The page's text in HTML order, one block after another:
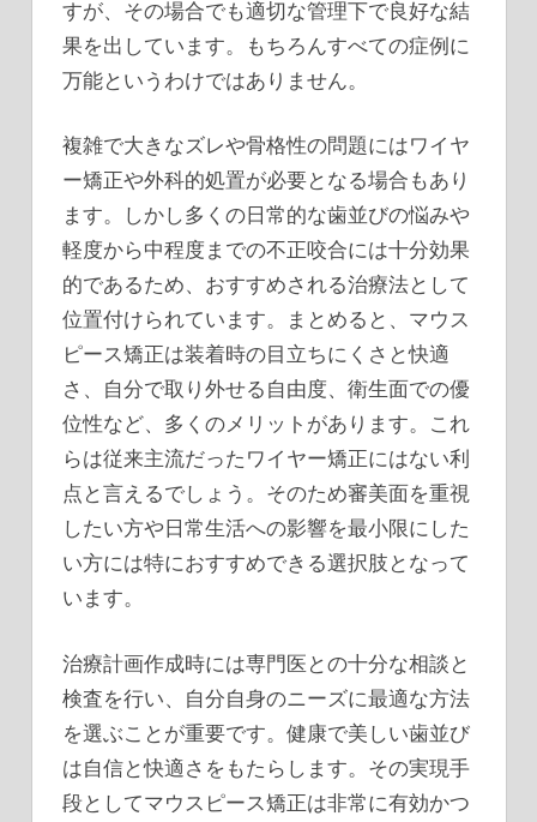
すが、その場合でも適切な管理下で良好な結
果を出しています。もちろんすべての症例に
万能というわけではありません。
複雑で大きなズレや骨格性の問題にはワイヤ
ー矯正や外科的処置が必要となる場合もあり
ます。しかし多くの日常的な歯並びの悩みや
軽度から中程度までの不正咬合には十分効果
的であるため、おすすめされる治療法として
位置付けられています。まとめると、マウス
ピース矯正は装着時の目立ちにくさと快適
さ、自分で取り外せる自由度、衛生面での優
位性など、多くのメリットがあります。これ
らは従来主流だったワイヤー矯正にはない利
点と言えるでしょう。そのため審美面を重視
したい方や日常生活への影響を最小限にした
い方には特におすすめできる選択肢となって
います。
治療計画作成時には専門医との十分な相談と
検査を行い、自分自身のニーズに最適な方法
を選ぶことが重要です。健康で美しい歯並び
は自信と快適さをもたらします。その実現手
段としてマウスピース矯正は非常に有効かつ